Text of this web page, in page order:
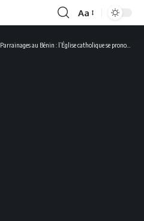
Font
Aa
Parrainages au Bénin : l’Église catholique se prononce